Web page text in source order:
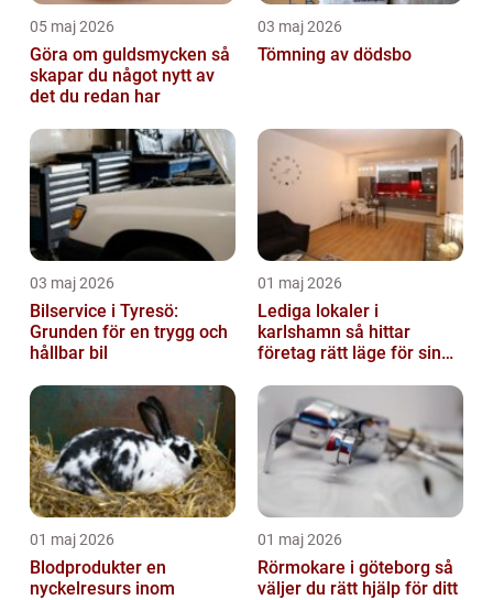
05 maj 2026
Göra om guldsmycken så
skapar du något nytt av
det du redan har
03 maj 2026
Tömning av dödsbo
03 maj 2026
Bilservice i Tyresö:
Grunden för en trygg och
hållbar bil
01 maj 2026
Lediga lokaler i
karlshamn så hittar
företag rätt läge för sin
01 maj 2026
Blodprodukter en
nyckelresurs inom
01 maj 2026
Rörmokare i göteborg så
väljer du rätt hjälp för ditt